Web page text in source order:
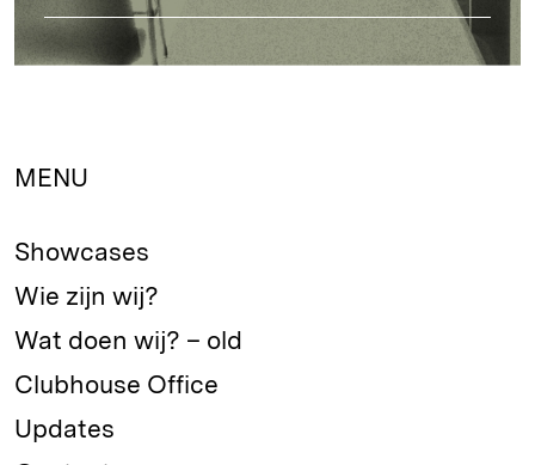
MENU
Showcases
Wie zijn wij?
Wat doen wij? – old
Clubhouse Office
Updates